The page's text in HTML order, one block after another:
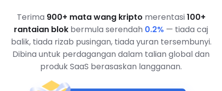
Terima 900+ mata wang kripto merentasi100+
rantaian blok bermula serendah 0.2% — tiada caj
balik, tiada rizab pusingan, tiada yuran tersembunyi.
Dibina untuk perdagangan dalam talian global dan
produk SaaS berasaskan langganan.